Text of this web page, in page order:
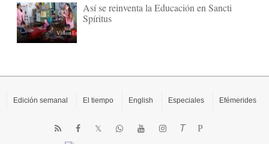
Así se reinventa la Educación en Sancti
Spíritus
Edición semanal El tiempo English Especiales Efémerides
T P